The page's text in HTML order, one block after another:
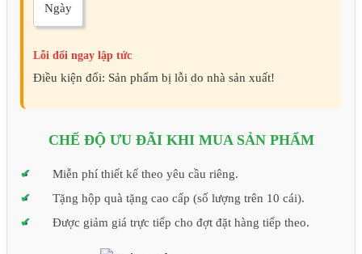
Ngày
Lỗi đổi ngay lập tức
Điều kiện đổi: Sản phẩm bị lỗi do nhà sản xuất!
CHẾ ĐỘ ƯU ĐÃI KHI MUA SẢN PHẨM
Miễn phí thiết kế theo yêu cầu riêng.
Tặng hộp quà tặng cao cấp (số lượng trên 10 cái).
Được giảm giá trực tiếp cho đợt đặt hàng tiếp theo.